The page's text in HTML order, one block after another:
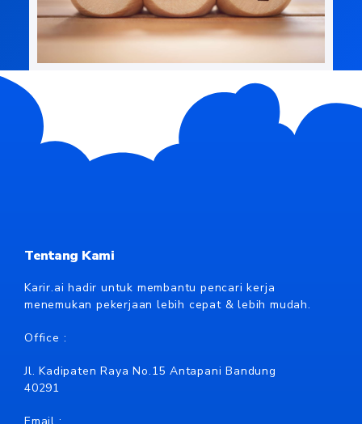
Tentang Kami
Karir.ai hadir untuk membantu pencari kerja
menemukan pekerjaan lebih cepat & lebih mudah.
Office :
Jl. Kadipaten Raya No.15 Antapani Bandung
40291